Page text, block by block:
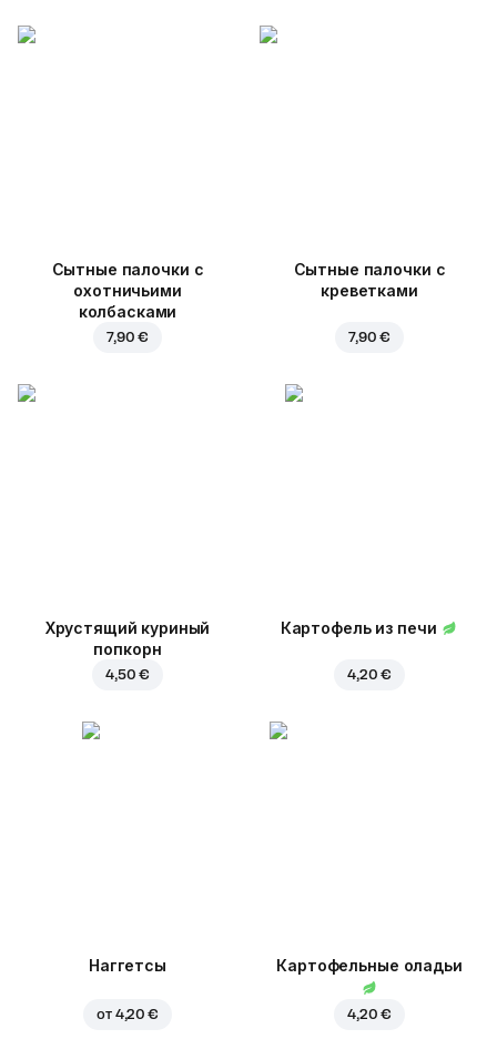
Cытные палочки с
охотничьими
колбасками
7,90 €
Сытные палочки с
креветками
7,90 €
Хрустящий куриный
попкорн
4,50 €
Картофель из печи
4,20 €
Наггетсы
от 4,20 €
Картофельные оладьи
4,20 €